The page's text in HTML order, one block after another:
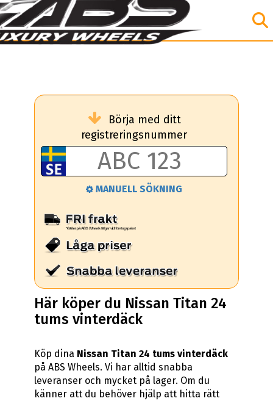
Börja med ditt
registreringsnummer
MANUELL SÖKNING
Här köper du Nissan Titan 24
tums vinterdäck
Köp dina Nissan Titan 24 tums vinterdäck
på ABS Wheels. Vi har alltid snabba
leveranser och mycket på lager. Om du
känner att du behöver hjälp att hitta rätt